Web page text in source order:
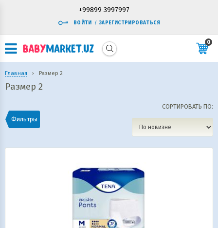
+99899 3997997
ВОЙТИ / ЗАРЕГИСТРИРОВАТЬСЯ
0
Главная › Размер 2
Размер 2
Фильтры
СОРТИРОВАТЬ ПО: